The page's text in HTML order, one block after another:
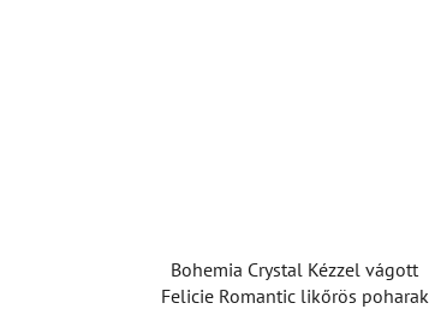
Bohemia Crystal Kézzel vágott
Felicie Romantic likőrös poharak